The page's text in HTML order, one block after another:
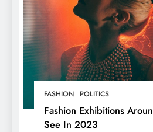
FASHION POLITICS
Fashion Exhibitions
See In 2023